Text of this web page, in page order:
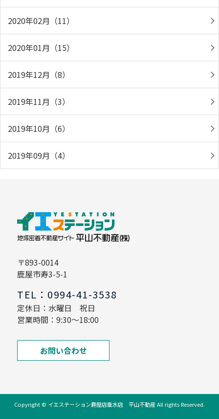
2020年02月（11）
2020年01月（15）
2019年12月（8）
2019年11月（3）
2019年10月（6）
2019年09月（4）
〒893-0014
鹿屋市寿3-5-1
TEL：0994-41-3538
定休日：水曜日 祝日
営業時間：9:30～18:00
お問い合わせ
Copyright © イエステーション鹿屋店垂水店 平山不動産 All rights Reserved.